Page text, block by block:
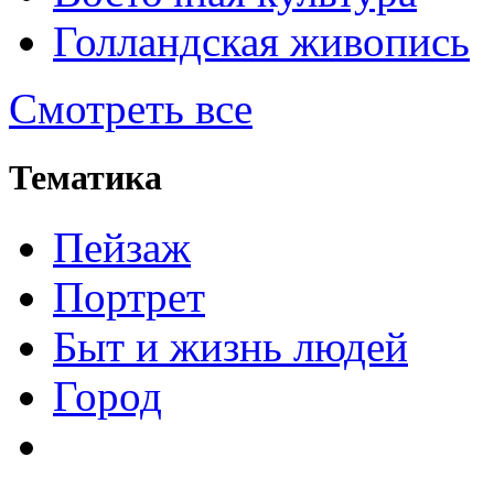
Голландская живопись
Смотреть все
Тематика
Пейзаж
Портрет
Быт и жизнь людей
Город